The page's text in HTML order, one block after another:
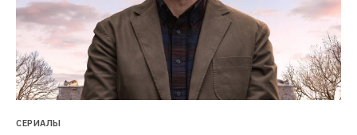
СЕРИАЛЫ